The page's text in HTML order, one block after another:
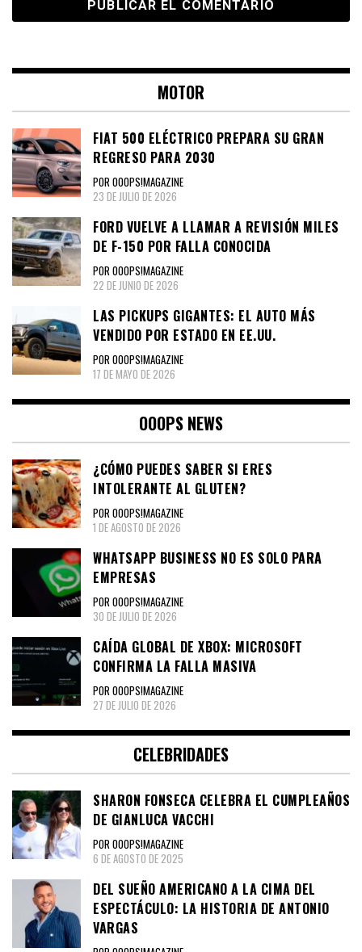
MOTOR
FIAT 500 ELÉCTRICO PREPARA SU GRAN
REGRESO PARA 2030
POR OOOPS!MAGAZINE
23 DE JULIO DE 2026
FORD VUELVE A LLAMAR A REVISIÓN MILES
DE F-150 POR FALLA CONOCIDA
POR OOOPS!MAGAZINE
22 DE JUNIO DE 2026
LAS PICKUPS GIGANTES: EL AUTO MÁS
VENDIDO POR ESTADO EN EE.UU.
POR OOOPS!MAGAZINE
17 DE MAYO DE 2026
OOOPS NEWS
¿CÓMO PUEDES SABER SI ERES
INTOLERANTE AL GLUTEN?
POR OOOPS!MAGAZINE
1 DE AGOSTO DE 2026
WHATSAPP BUSINESS NO ES SOLO PARA
EMPRESAS
POR OOOPS!MAGAZINE
30 DE JULIO DE 2026
CAÍDA GLOBAL DE XBOX: MICROSOFT
CONFIRMA LA FALLA MASIVA
POR OOOPS!MAGAZINE
27 DE JULIO DE 2026
CELEBRIDADES
SHARON FONSECA CELEBRA EL CUMPLEAÑOS
DE GIANLUCA VACCHI
POR OOOPS!MAGAZINE
6 DE AGOSTO DE 2025
DEL SUEÑO AMERICANO A LA CIMA DEL
ESPECTÁCULO: LA HISTORIA DE ANTONIO
VARGAS